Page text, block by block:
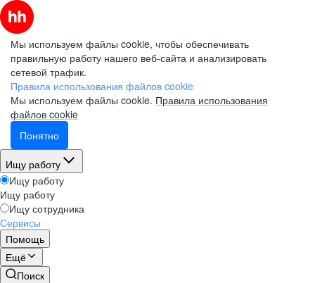
Мы используем файлы cookie, чтобы обеспечивать
правильную работу нашего веб-сайта и анализировать
сетевой трафик.
Правила использования файлов cookie
Мы используем файлы cookie. Правила использования
файлов cookie
Понятно
Ищу работу
Ищу работу
Ищу работу
Ищу сотрудника
Сервисы
Помощь
Ещё
Поиск